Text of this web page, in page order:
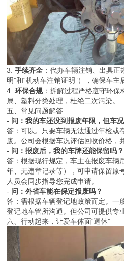
3.手续齐全 ：代办车辆注销、出具
明”和“机动车注销证明”），确保车主
4.环保合规：拆解过程严格遵守环保
属、塑料分类处理，杜绝二次污染。
五、常见问题解答
- 问：我的车还没到报废年限，但车
答：可以。只要车辆无法通过年检或
废。公司会根据车况评估回收价格，
- 问：报废后，我的车牌还能保留吗？
答：根据现行规定，车主在报废车辆
年、无违章记录等），可申请保留原
人员会同步指导您完成申请。
- 问：外省车能在保定报废吗？
答：需根据车辆登记地政策而定。一
登记地车管所沟通。但公司可提供专
六、行动起来，让爱车体面“退休”